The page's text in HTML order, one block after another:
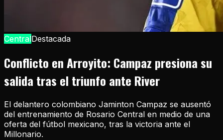
CentralDestacada
Conflicto en Arroyito: Campaz presiona su
salida tras el triunfo ante River
El delantero colombiano Jaminton Campaz se ausentó
del entrenamiento de Rosario Central en medio de una
oferta del fútbol mexicano, tras la victoria ante el
Millonario.